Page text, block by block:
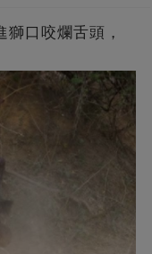
口咬爛舌頭，